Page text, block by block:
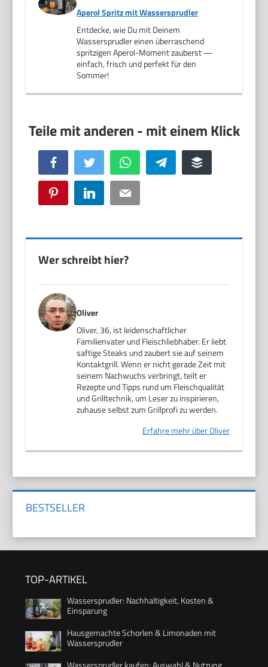
Aperol Spritz mit Wassersprudler
Entdecke, wie Du mit Deinem
Wassersprudler einen überraschend
spritzigen Aperol-Moment zauberst —
einfach, frisch und perfekt für den
Sommer!
Facebook Twitter WhatsApp Telegram Buffer
Pinterest LinkedIn Email
Wer schreibt hier?
Oliver
Oliver, 36, ist leidenschaftlicher
Familienvater und Fleischliebhaber. Er liebt
saftige Steaks und zaubert sie auf seinem
Kontaktgrill. Wenn er nicht gerade Zeit mit
seinem Nachwuchs verbringt, teilt er
Rezepte und Tipps rund um Fleischqualität
und Grilltechnik, um Leser zu inspirieren,
zuhause selbst zum Grillprofi zu werden.
Erfahre mehr über Oliver
BESTSELLER
TOP-ARTIKEL
Wassersprudler: Nachhaltigkeit, Kosten &
Einsparung
Hausgemachte Schorlen & Limonaden mit
Wassersprudler